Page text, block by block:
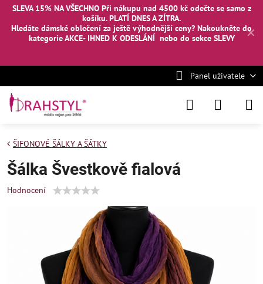
✕
SLEVA 15% NA VŠECHNO Při nákupu nad 4500 kč odečte se samo z
košíku. PLATÍ DNES A ZÍTRA.
Hledáte dámské oblečení za ještě výhodnější ceny? Nakoukněte do
kategorie AKCE- IHNED K ODESLÁNÍ nebo do sekce SLEVY
Panel uživatele
ŠIFONOVÉ ŠÁLKY A ŠÁTKY
Šálka Švestkově fialová
Hodnocení